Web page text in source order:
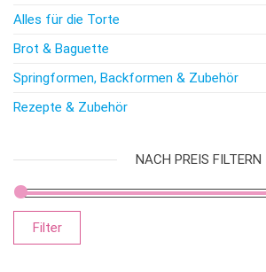
Alles für die Torte
Brot & Baguette
Springformen, Backformen & Zubehör
Rezepte & Zubehör
NACH PREIS FILTERN
Filter